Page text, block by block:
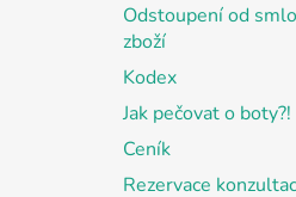
Odstoupení od
zboží
Kodex
Jak pečovat o boty?!
Ceník
Rezervace